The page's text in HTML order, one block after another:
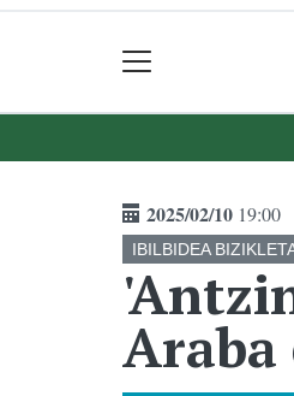
2025/02/10 19:00
IBILBIDEA